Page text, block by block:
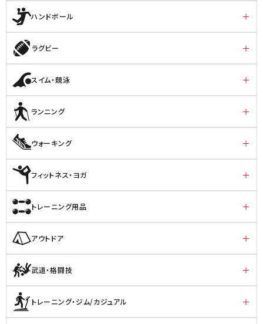
ハンドボール
ラグビー
スイム・競泳
ランニング
ウォーキング
フィットネス・ヨガ
トレーニング用品
アウトドア
武道・格闘技
トレーニング・ジム/カジュアル